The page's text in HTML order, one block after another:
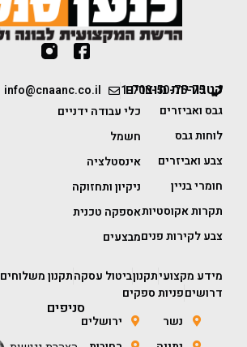
1-700-50-75-75
info@cnaanc.co.il קטגוריות מוצרים
גבס ואביזרים
לוחות גבס
צבע ואביזרים
חומרי בניין
תקרות אקוסטיות
צבע לקירות פנים
כלי עבודה ידניים
חשמל
אינסטלציה
ניקיון ותחזוקה
אספקה טכנית
מבצעים
מידע מקצועיתקנוןביטול עסקהתקנון משלוחים
דרושיםפניות ספקים
סניפים
נשר
ירושלים